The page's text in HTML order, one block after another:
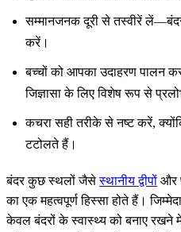
सम्मानजनक दूरी से तस्वीरें
करें।
बच्चों को आपका उदाहरण पालन
जिज्ञासा के लिए विशेष रूप से
कचरा सही तरीके से नष्ट करें,
टटोलते हैं।
बंदर कुछ स्थलों जैसेस्थानीय द्वीपों और
का एक महत्वपूर्ण हिस्सा होते हैं।
केवल बंदरों के स्वास्थ्य को बनाए रखने